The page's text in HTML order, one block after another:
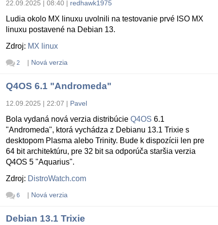
22.09.2025 | 08:40 | redhawk1975
Ludia okolo MX linuxu uvolnili na testovanie prvé ISO MX
linuxu postavené na Debian 13.
Zdroj: MX linux
2 | Nová verzia
Q4OS 6.1 "Andromeda"
12.09.2025 | 22:07 | Pavel
Bola vydaná nová verzia distribúcie Q4OS 6.1
"Andromeda", ktorá vychádza z Debianu 13.1 Trixie s
desktopom Plasma alebo Trinity. Bude k dispozícii len pre
64 bit architektúru, pre 32 bit sa odporúča staršia verzia
Q4OS 5 "Aquarius".
Zdroj: DistroWatch.com
6 | Nová verzia
Debian 13.1 Trixie